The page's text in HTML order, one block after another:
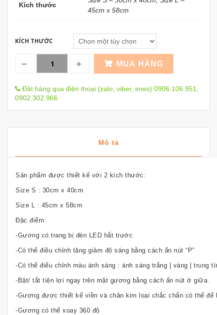
Kích thước
45cm x 58cm
KÍCH THƯỚC
MUA HÀNG
Đặt hàng qua điện thoại (zalo, viber, imes) 0906.106.951,
0902.302.966
Mô tả
Sản phẩm được thiết kế với 2 kích thước:
Size S : 30cm x 40cm
Size L : 45cm x 58cm
Đặc điểm:
-Gương có trang bị đèn LED hắt trước
-Có thể điều chỉnh tăng giảm độ sáng bằng cách ấn nút “P”
-Có thể điểu chỉnh màu ánh sáng : ánh sáng trắng | vàng | trung
-Bật/ tắt tiện lợi ngay trên mặt gương bằng cách ấn nút ở giữa.
-Gương được thiết kế viền và chân kim loại chắc chắn có thể để
-Gương có thể xoay 360 độ